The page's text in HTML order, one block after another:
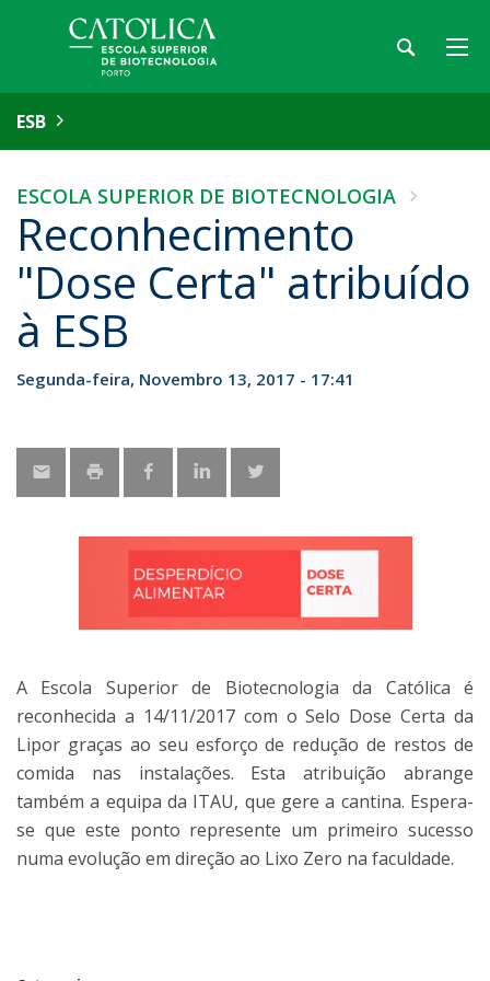
ESB
ESCOLA SUPERIOR DE BIOTECNOLOGIA
Reconhecimento
"Dose Certa" atribuído
à ESB
Segunda-feira, Novembro 13, 2017 - 17:41
A Escola Superior de Biotecnologia da Católica é
reconhecida a 14/11/2017 com o Selo Dose Certa da
Lipor graças ao seu esforço de redução de restos de
comida nas instalações. Esta atribuição abrange
também a equipa da ITAU, que gere a cantina. Espera-
se que este ponto represente um primeiro sucesso
numa evolução em direção ao Lixo Zero na faculdade.